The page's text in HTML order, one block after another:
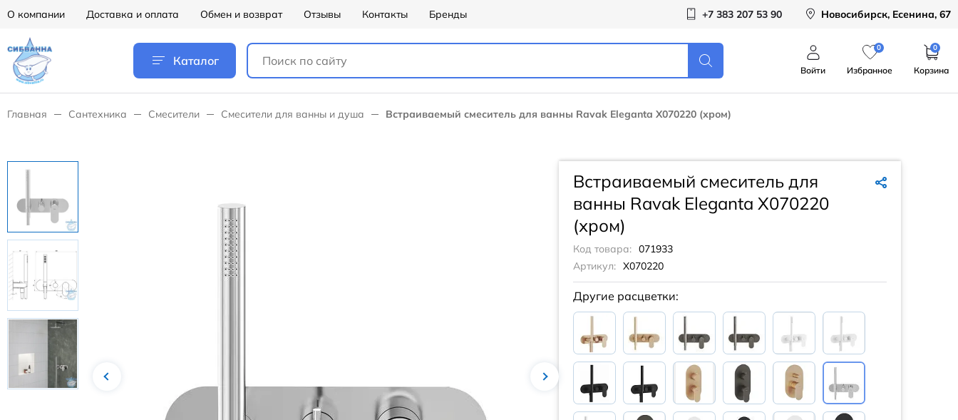
О компании Доставка и оплата Обмен и возврат Отзывы Контакты Бренды +7 383 207 53 90 Новосибирск, Есенина, 67
Каталог
Войти
0
Избранное
0
Корзина
Главная Сантехника Смесители Смесители для ванны и душа Встраиваемый смеситель для ванны Ravak Eleganta X070220 (хром)
Встраиваемый смеситель для
ванны Ravak Eleganta X070220
(хром)
Код товара: 071933
Артикул: X070220
Другие расцветки: